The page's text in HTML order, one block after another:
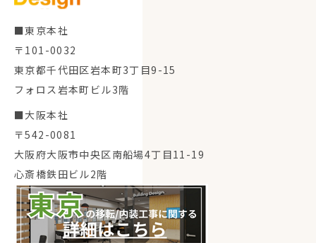
■東京本社
〒101-0032
東京都千代田区岩本町3丁目9-15
フォロス岩本町ビル3階
■大阪本社
〒542-0081
大阪府大阪市中央区南船場4丁目11-19
心斎橋鉄田ビル2階